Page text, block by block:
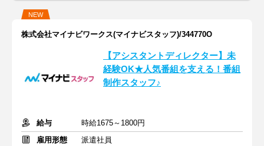
NEW
株式会社マイナビワークス(マイナビスタッフ)/344770O
【アシスタントディレクター】未
経験OK★人気番組を支える！番組
制作スタッフ♪
給与
時給1675～1800円
雇用形態
派遣社員